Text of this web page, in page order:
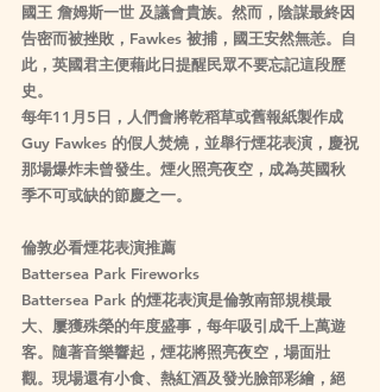
國王 詹姆斯一世 及議會貴族。然而，陰謀最終因
告密而被挫敗，Fawkes 被捕，國王安然無恙。自
此，英國君主便藉此日提醒民眾不要忘記這段歷
史。
每年11月5日，人們會將乾稻草或舊報紙製作成
Guy Fawkes 的假人焚燒，並舉行煙花表演，慶祝
那場爆炸未曾發生。煙火照亮夜空，成為英國秋
季不可或缺的節慶之一。
倫敦必看煙花表演推薦
Battersea Park Fireworks
Battersea Park 的煙花表演是倫敦南部規模最
大、屢獲殊榮的年度盛事，每年吸引成千上萬遊
客。隨著音樂響起，煙花將照亮夜空，場面壯
觀。現場還有小食、熱紅酒及發光臉部彩繪，絕